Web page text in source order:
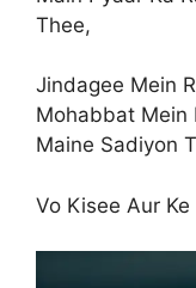
Thee,
Jindagee Mein
Mohabbat Mein
Maine Sadiyon
Vo Kisee Aur